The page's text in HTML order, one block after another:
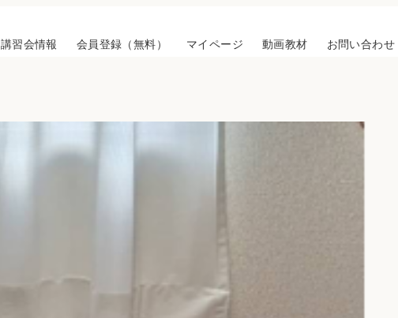
講習会情報 会員登録（無料） マイページ 動画教材 お問い合わせ